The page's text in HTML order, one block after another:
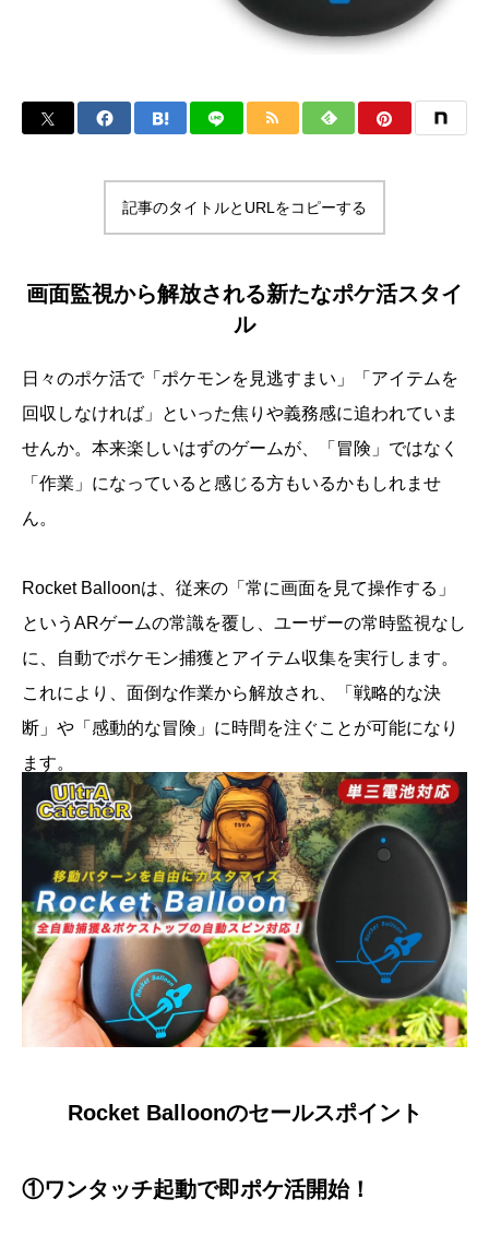
記事のタイトルとURLをコピーする
画面監視から解放される新たなポケ活スタイ
ル
日々のポケ活で「ポケモンを見逃すまい」「アイテムを
回収しなければ」といった焦りや義務感に追われていま
せんか。本来楽しいはずのゲームが、「冒険」ではなく
「作業」になっていると感じる方もいるかもしれませ
ん。
Rocket Balloonは、従来の「常に画面を見て操作する」
というARゲームの常識を覆し、ユーザーの常時監視なし
に、自動でポケモン捕獲とアイテム収集を実行します。
これにより、面倒な作業から解放され、「戦略的な決
断」や「感動的な冒険」に時間を注ぐことが可能になり
ます。
Rocket Balloonのセールスポイント
①ワンタッチ起動で即ポケ活開始！